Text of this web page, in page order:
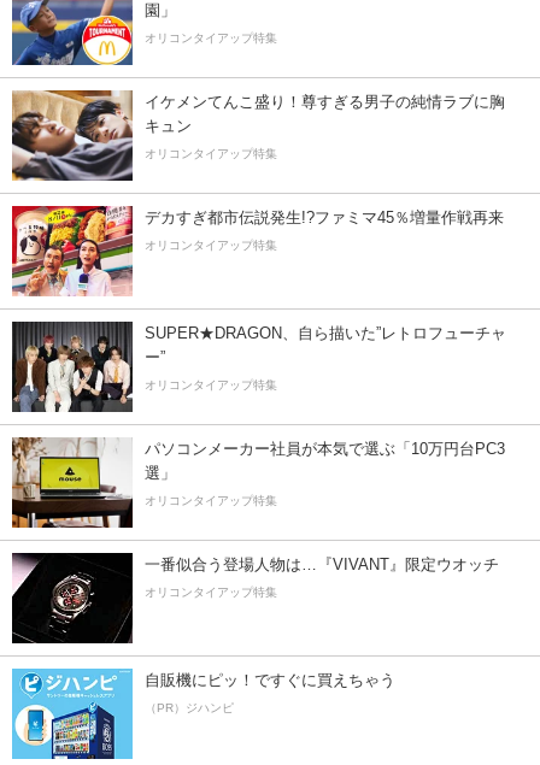
園」
オリコンタイアップ特集
イケメンてんこ盛り！尊すぎる男子の純情ラブに胸
キュン
オリコンタイアップ特集
デカすぎ都市伝説発生!?ファミマ45％増量作戦再来
オリコンタイアップ特集
SUPER★DRAGON、自ら描いた”レトロフューチャ
ー”
オリコンタイアップ特集
パソコンメーカー社員が本気で選ぶ「10万円台PC3
選」
オリコンタイアップ特集
一番似合う登場人物は…『VIVANT』限定ウオッチ
オリコンタイアップ特集
自販機にピッ！ですぐに買えちゃう
（PR）ジハンピ